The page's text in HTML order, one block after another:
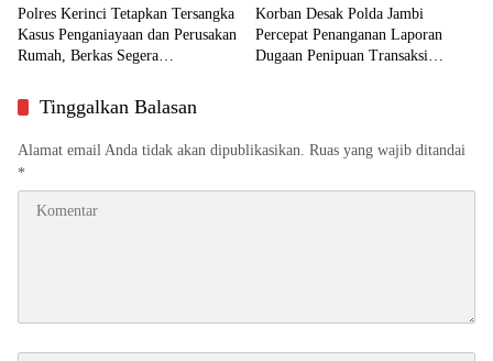
Polres Kerinci Tetapkan Tersangka
Kasus Penganiayaan dan Perusakan
Rumah, Berkas Segera
Korban Desak Polda Jambi
Percepat Penanganan Laporan
Dugaan Penipuan Transaksi
Tinggalkan Balasan
Alamat email Anda tidak akan dipublikasikan. Ruas yang wajib ditandai
*